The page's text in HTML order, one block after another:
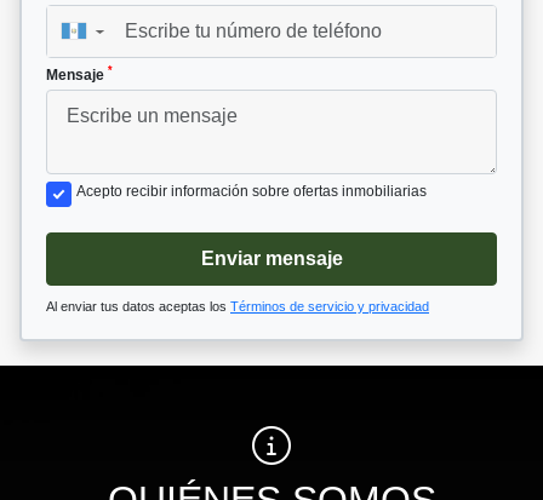
▼
Mensaje *
Acepto recibir información sobre ofertas inmobiliarias
Enviar mensaje
Al enviar tus datos aceptas los Términos de servicio y privacidad